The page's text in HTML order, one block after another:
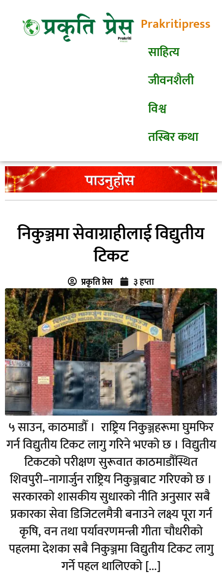
Prakritipress
साहित्य
जीवनशैली
विश्व
तस्बिर कथा
निकुञ्जमा सेवाग्राहीलाई विद्युतीय
टिकट
प्रकृति प्रेस ३ हप्ता
५ साउन, काठमाडौँ । राष्ट्रिय निकुञ्जहरूमा घुमफिर
गर्न विद्युतीय टिकट लागु गरिने भएको छ । विद्युतीय
टिकटको परीक्षण सुरूवात काठमाडौँस्थित
शिवपुरी–नागार्जुन राष्ट्रिय निकुञ्जबाट गरिएको छ ।
सरकारको शासकीय सुधारको नीति अनुसार सबै
प्रकारका सेवा डिजिटलमैत्री बनाउने लक्ष्य पूरा गर्न
कृषि, वन तथा पर्यावरणमन्त्री गीता चौधरीको
पहलमा देशका सबै निकुञ्जमा विद्युतीय टिकट लागु
गर्ने पहल थालिएको […]